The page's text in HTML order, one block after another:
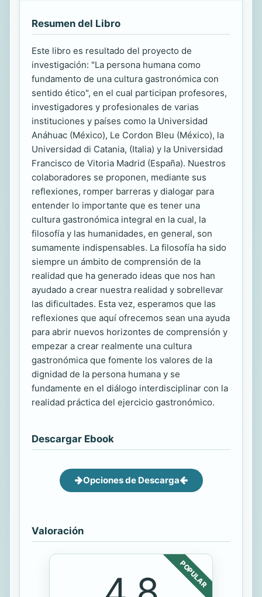
Resumen del Libro
Este libro es resultado del proyecto de
investigación: "La persona humana como
fundamento de una cultura gastronómica con
sentido ético", en el cual participan profesores,
investigadores y profesionales de varias
instituciones y países como la Universidad
Anáhuac (México), Le Cordon Bleu (México), la
Universidad di Catania, (Italia) y la Universidad
Francisco de Vitoria Madrid (España). Nuestros
colaboradores se proponen, mediante sus
reflexiones, romper barreras y dialogar para
entender lo importante que es tener una
cultura gastronómica integral en la cual, la
filosofía y las humanidades, en general, son
sumamente indispensables. La filosofía ha sido
siempre un ámbito de comprensión de la
realidad que ha generado ideas que nos han
ayudado a crear nuestra realidad y sobrellevar
las dificultades. Esta vez, esperamos que las
reflexiones que aquí ofrecemos sean una ayuda
para abrir nuevos horizontes de comprensión y
empezar a crear realmente una cultura
gastronómica que fomente los valores de la
dignidad de la persona humana y se
fundamente en el diálogo interdisciplinar con la
realidad práctica del ejercicio gastronómico.
Descargar Ebook
Opciones de Descarga
Valoración
POPULAR